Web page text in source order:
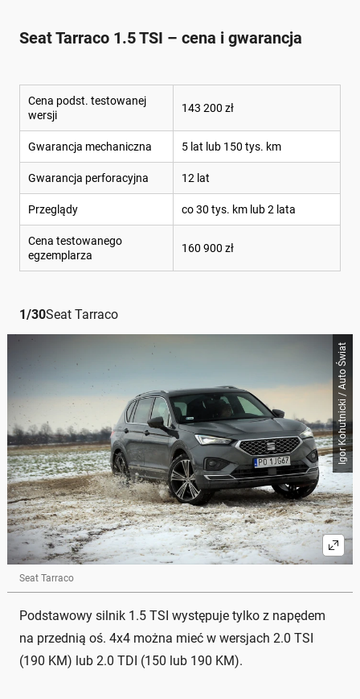
Seat Tarraco 1.5 TSI – cena i gwarancja
Cena podst. testowanej
wersji
143 200 zł
Gwarancja mechaniczna 5 lat lub 150 tys. km
Gwarancja perforacyjna 12 lat
Przeglądy co 30 tys. km lub 2 lata
Cena testowanego
egzemplarza
160 900 zł
1/30Seat Tarraco
Igor Kohutnicki / Auto Świat
Seat Tarraco
Podstawowy silnik 1.5 TSI występuje tylko z napędem
na przednią oś. 4x4 można mieć w wersjach 2.0 TSI
(190 KM) lub 2.0 TDI (150 lub 190 KM).